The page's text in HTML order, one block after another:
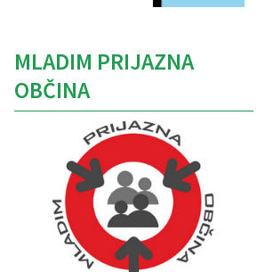
MLADIM PRIJAZNA
OBČINA